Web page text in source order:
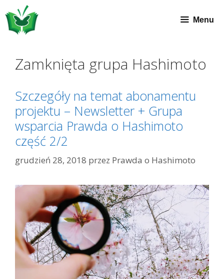
Przeskocz
do
treści
Menu
Zamknięta grupa Hashimoto
Szczegóły na temat abonamentu
projektu – Newsletter + Grupa
wsparcia Prawda o Hashimoto
część 2/2
grudzień 28, 2018 przez Prawda o Hashimoto